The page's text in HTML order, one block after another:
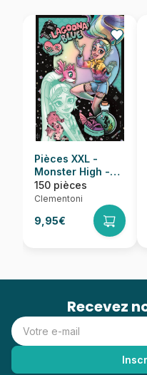
Pièces XXL -
Monster High -
Draculauna
150 pièces
Clementoni
9,95€
Recevez